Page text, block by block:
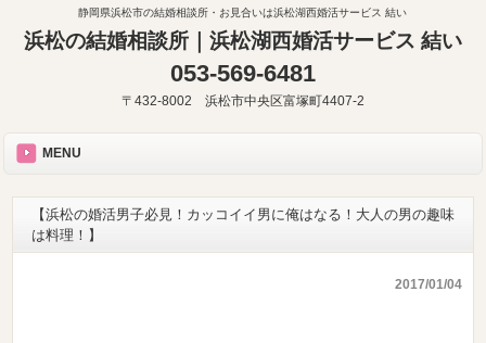
静岡県浜松市の結婚相談所・お見合いは浜松湖西婚活サービス 結い
浜松の結婚相談所｜浜松湖西婚活サービス 結い
053-569-6481
〒432-8002 浜松市中央区富塚町4407-2
MENU
【浜松の婚活男子必見！カッコイイ男に俺はなる！大人の男の趣味
は料理！】
2017/01/04